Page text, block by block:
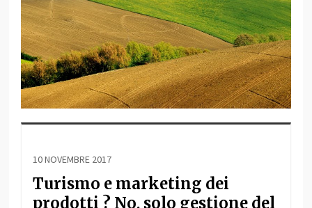
10 NOVEMBRE 2017
Turismo e marketing dei
prodotti ? No, solo gestione del